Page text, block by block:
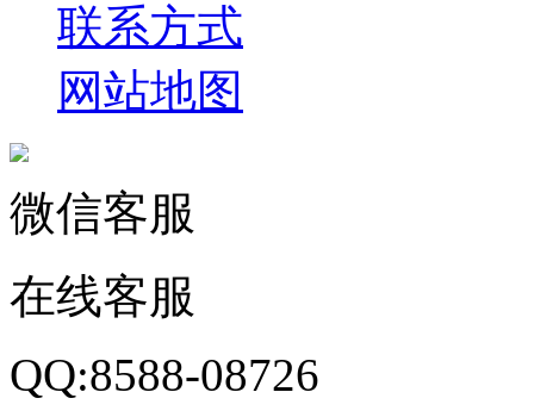
联系方式
网站地图
微信客服
在线客服
QQ:8588-08726